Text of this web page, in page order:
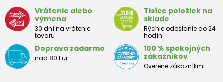
Vrátenie alebo
výmena
30 dní na vrátenie
tovaru
Tisíce položiek na
sklade
Rýchle odoslanie do 24
hodín.
Doprava zadarmo
nad 80 Eur
100 % spokojných
zákazníkov
Overené zákazníkmi